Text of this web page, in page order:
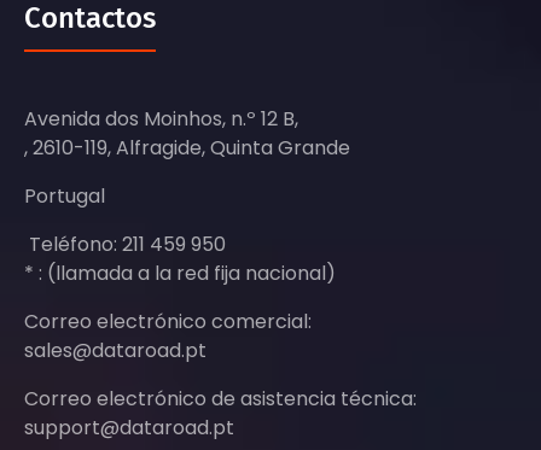
Contactos
Avenida dos Moinhos, n.º 12 B,
, 2610-119, Alfragide, Quinta Grande
Portugal
Teléfono: 211 459 950
* : (llamada a la red fija nacional)
Correo electrónico comercial:
sales@dataroad.pt
Correo electrónico de asistencia técnica:
support@dataroad.pt